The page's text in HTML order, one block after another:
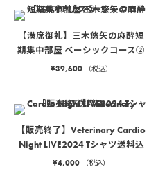
【満席御礼】三木悠矢の麻酔短
期集中部屋 ベーシックコース②
¥39,600 （税込）
【販売終了】Veterinary Cardio
Night LIVE2024 Tシャツ送料込
¥4,000 （税込）